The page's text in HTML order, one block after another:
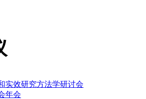
实效研究方法学研讨会
年会